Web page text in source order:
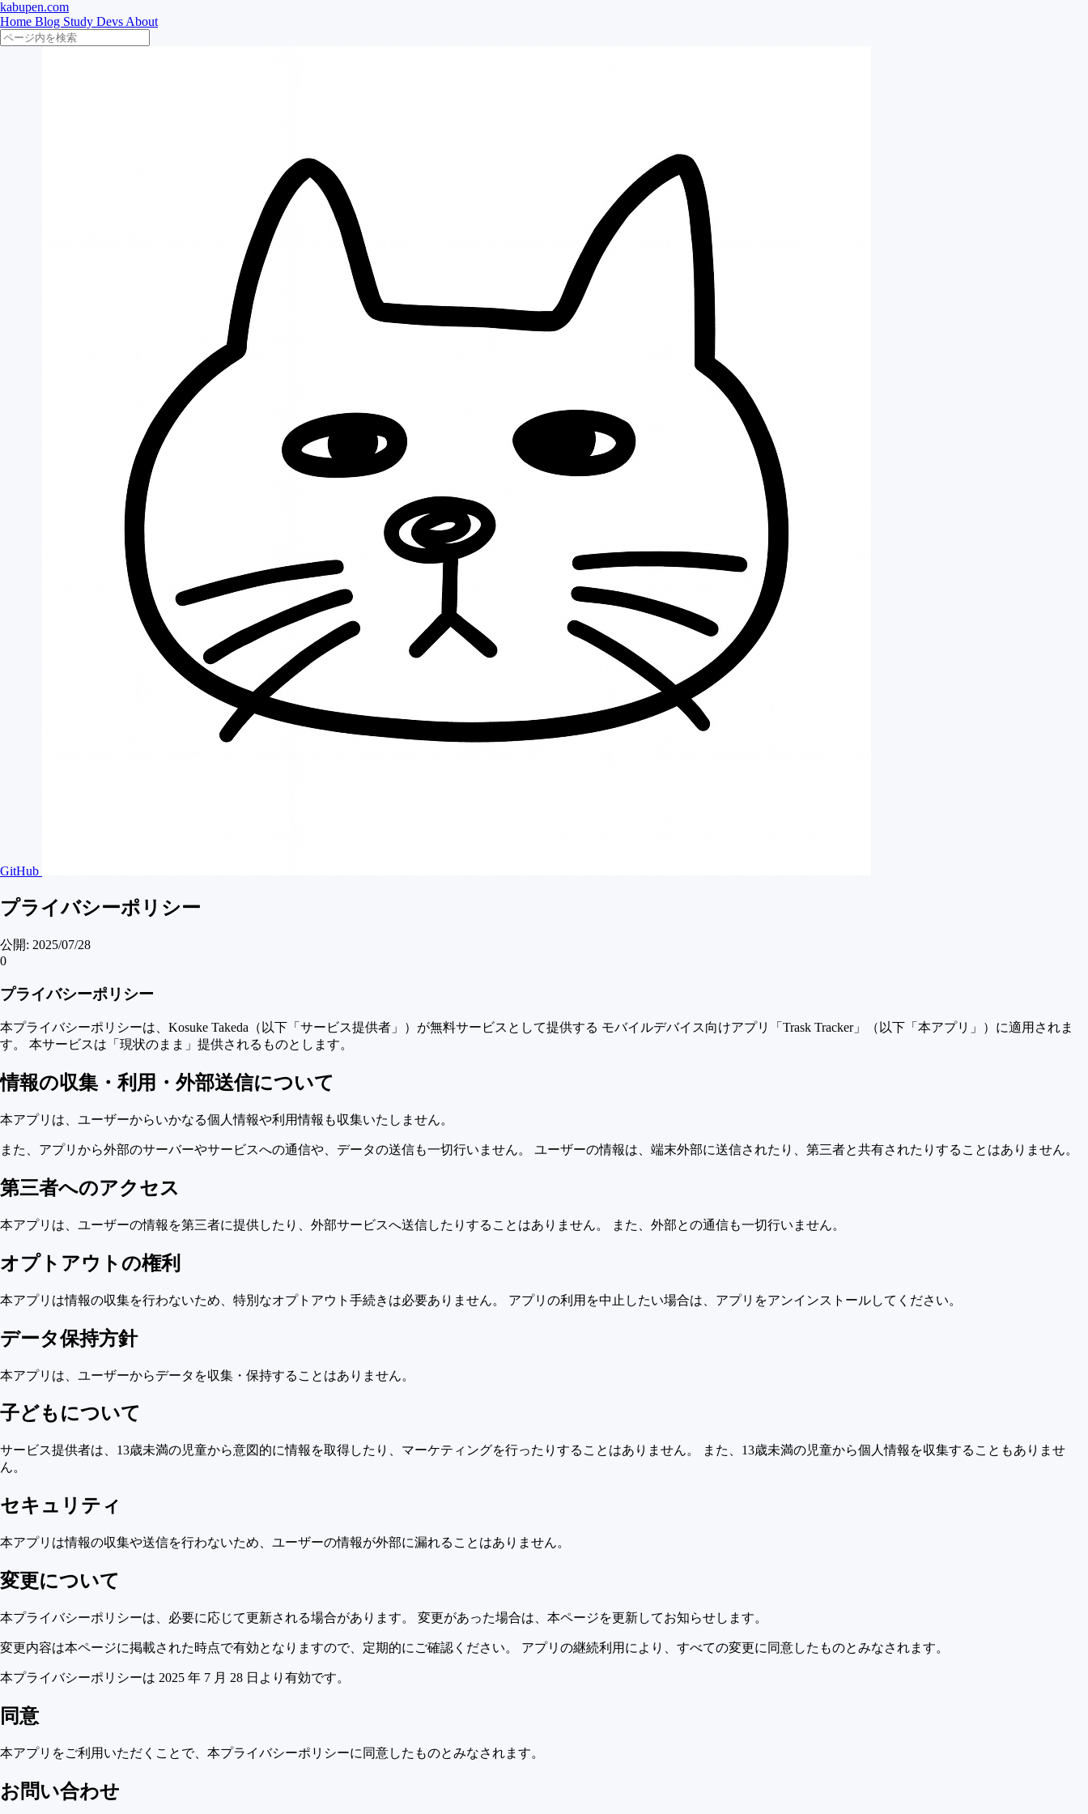
kabupen.com
Home Blog Study Devs About
GitHub
プライバシーポリシー
公開: 2025/07/28
0
プライバシーポリシー
本プライバシーポリシーは、Kosuke Takeda（以下「サービス提供者」）が無料サービスとして提供する モバイルデバイス向けアプリ「Trask Tracker」（以下「本アプリ」）に適用されま
す。 本サービスは「現状のまま」提供されるものとします。
情報の収集・利用・外部送信について
本アプリは、ユーザーからいかなる個人情報や利用情報も収集いたしません。
また、アプリから外部のサーバーやサービスへの通信や、データの送信も一切行いません。 ユーザーの情報は、端末外部に送信されたり、第三者と共有されたりすることはありません。
第三者へのアクセス
本アプリは、ユーザーの情報を第三者に提供したり、外部サービスへ送信したりすることはありません。 また、外部との通信も一切行いません。
オプトアウトの権利
本アプリは情報の収集を行わないため、特別なオプトアウト手続きは必要ありません。 アプリの利用を中止したい場合は、アプリをアンインストールしてください。
データ保持方針
本アプリは、ユーザーからデータを収集・保持することはありません。
子どもについて
サービス提供者は、13歳未満の児童から意図的に情報を取得したり、マーケティングを行ったりすることはありません。 また、13歳未満の児童から個人情報を収集することもありませ
ん。
セキュリティ
本アプリは情報の収集や送信を行わないため、ユーザーの情報が外部に漏れることはありません。
変更について
本プライバシーポリシーは、必要に応じて更新される場合があります。 変更があった場合は、本ページを更新してお知らせします。
変更内容は本ページに掲載された時点で有効となりますので、定期的にご確認ください。 アプリの継続利用により、すべての変更に同意したものとみなされます。
本プライバシーポリシーは 2025 年 7 月 28 日より有効です。
同意
本アプリをご利用いただくことで、本プライバシーポリシーに同意したものとみなされます。
お問い合わせ